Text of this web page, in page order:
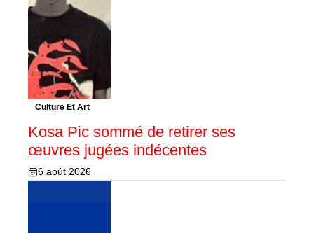
Culture Et Art
Kosa Pic sommé de retirer ses
œuvres jugées indécentes
6 août 2026